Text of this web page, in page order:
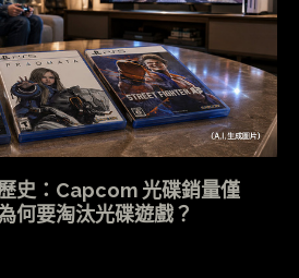
史：Capcom 光碟銷量僅
要淘汰光碟遊戲？